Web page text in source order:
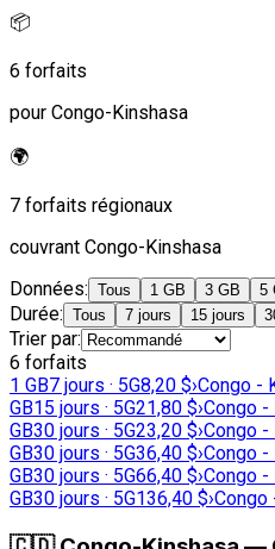
📦
6 forfaits
pour Congo-Kinshasa
🌍
7 forfaits régionaux
couvrant Congo-Kinshasa
Données: Tous 1 GB 3 GB 5
Durée: Tous 7 jours 15 jours
Trier par:
6 forfaits
1 GB7 jours · 5G8,20 $›Congo -
GB15 jours · 5G21,80 $›Congo -
GB30 jours · 5G23,20 $›Congo -
GB30 jours · 5G36,40 $›Congo -
GB30 jours · 5G66,40 $›Congo -
GB30 jours · 5G136,40 $›Congo